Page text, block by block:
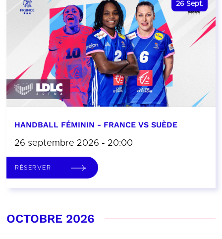
26 Sept.
HANDBALL FÉMININ - FRANCE VS SUÈDE
26 septembre 2026 - 20:00
RÉSERVER
OCTOBRE 2026